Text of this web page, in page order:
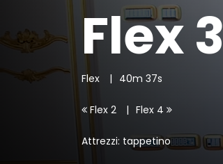
Flex 3
Flex 40m 37s
Flex 2 Flex 4
Attrezzi: tappetino